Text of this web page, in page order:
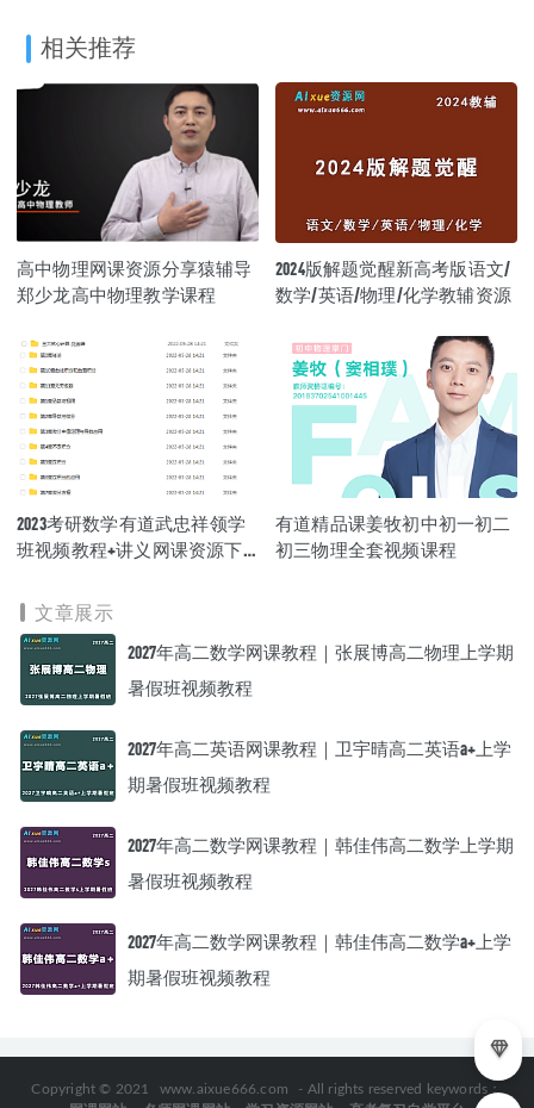
相关推荐
高中物理网课资源分享猿辅导
郑少龙高中物理教学课程
2024版解题觉醒新高考版语文/
数学/英语/物理/化学教辅资源
2023考研数学有道武忠祥领学
班视频教程+讲义网课资源下
有道精品课姜牧初中初一初二
初三物理全套视频课程
文章展示
2027年高二数学网课教程｜张展博高二物理上学期
暑假班视频教程
2027年高二英语网课教程｜卫宇晴高二英语a+上学
期暑假班视频教程
2027年高二数学网课教程｜韩佳伟高二数学上学期
暑假班视频教程
2027年高二数学网课教程｜韩佳伟高二数学a+上学
期暑假班视频教程
Copyright © 2021 www.aixue666.com
- All rights reserved keywords：